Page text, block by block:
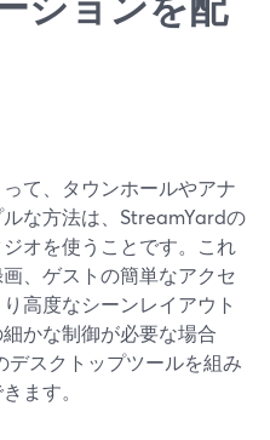
て、タウンホールやアナ
な方法は、StreamYardの
オを使うことです。これ
、ゲストの簡単なアクセ
高度なシーンレイアウト
かな制御が必要な場合
スクトップツールを組み
ます。